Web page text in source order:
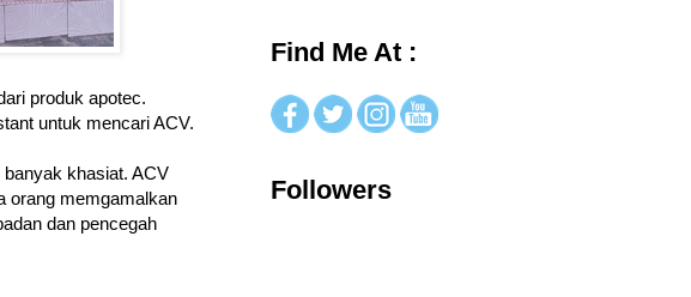
produk apotec.
untuk mencari ACV.
khasiat. ACV
orang memgamalkan
dan pencegah
Find Me At :
Followers